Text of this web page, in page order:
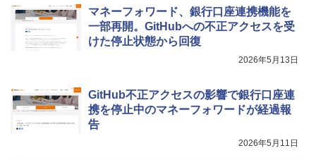
マネーフォワード、銀行口座連携機能を
一部再開。GitHubへの不正アクセスを受
けた停止状態から回復
2026年5月13日
GitHub不正アクセスの影響で銀行口座連
携を停止中のマネーフォワードが経過報
告
2026年5月11日